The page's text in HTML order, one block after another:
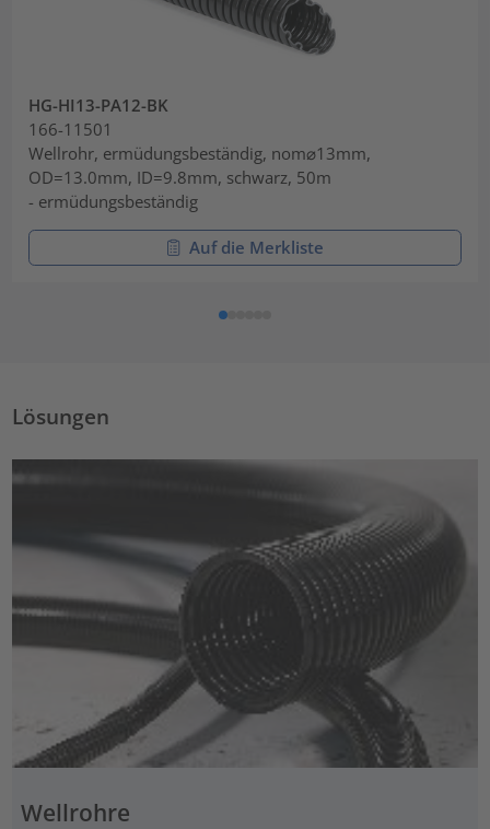
HG-HI13-PA12-BK
166-11501
Wellrohr, ermüdungsbeständig, nom⌀13mm,
OD=13.0mm, ID=9.8mm, schwarz, 50m
- ermüdungsbeständig
Auf die Merkliste
Lösungen
Wellrohre